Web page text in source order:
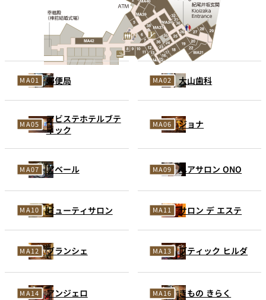
郵便局 大山歯科
アビステホテルブテ
ィック
ジョナ
アベール ヘアサロン ONO
ビューティサロン サロン デ エステ
ブランシェ ブティック ヒルダ
アンジェロ きもの きらく